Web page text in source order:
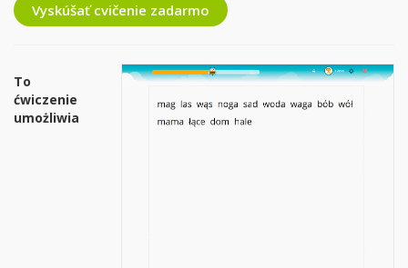
Vyskúšať cvičenie zadarmo
To
ćwiczenie
umożliwia